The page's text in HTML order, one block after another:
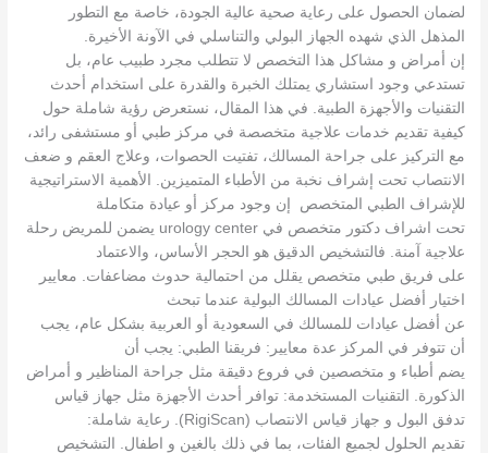
لضمان الحصول على رعاية صحية عالية الجودة، خاصة مع التطور
المذهل الذي شهده الجهاز البولي والتناسلي في الآونة الأخيرة.
إن أمراض و مشاكل هذا التخصص لا تتطلب مجرد طبيب عام، بل
تستدعي وجود استشاري يمتلك الخبرة والقدرة على استخدام أحدث
التقنيات والأجهزة الطبية. في هذا المقال، نستعرض رؤية شاملة حول
كيفية تقديم خدمات علاجية متخصصة في مركز طبي أو مستشفى رائد،
مع التركيز على جراحة المسالك، تفتيت الحصوات، وعلاج العقم و ضعف
الانتصاب تحت إشراف نخبة من الأطباء المتميزين. الأهمية الاستراتيجية
للإشراف الطبي المتخصص إن وجود مركز أو عيادة متكاملة
تحت اشراف دكتور متخصص في urology center يضمن للمريض رحلة
علاجية آمنة. فالتشخيص الدقيق هو الحجر الأساس، والاعتماد
على فريق طبي متخصص يقلل من احتمالية حدوث مضاعفات. معايير
اختيار أفضل عيادات المسالك البولية عندما تبحث
عن أفضل عيادات للمسالك في السعودية أو العربية بشكل عام، يجب
أن تتوفر في المركز عدة معايير: فريقنا الطبي: يجب أن
يضم أطباء و متخصصين في فروع دقيقة مثل جراحة المناظير و أمراض
الذكورة. التقنيات المستخدمة: توافر أحدث الأجهزة مثل جهاز قياس
تدفق البول و جهاز قياس الانتصاب (RigiScan). رعاية شاملة:
تقديم الحلول لجميع الفئات، بما في ذلك بالغين و اطفال. التشخيص